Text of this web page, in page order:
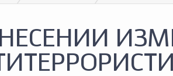
Муниципальные